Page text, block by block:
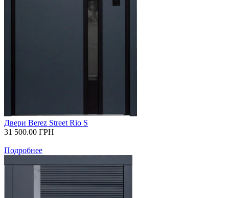
Двери Berez Street Rio S
31 500.00 ГРН
Подробнее